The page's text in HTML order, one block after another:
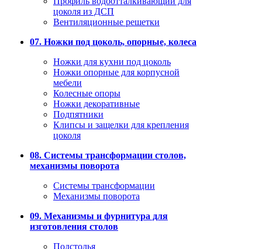
цоколя из ДСП
Вентиляционные решетки
07. Ножки под цоколь, опорные, колеса
Ножки для кухни под цоколь
Ножки опорные для корпусной
мебели
Колесные опоры
Ножки декоративные
Подпятники
Клипсы и защелки для крепления
цоколя
08. Системы трансформации столов,
механизмы поворота
Системы трансформации
Механизмы поворота
09. Механизмы и фурнитура для
изготовления столов
Подстолья